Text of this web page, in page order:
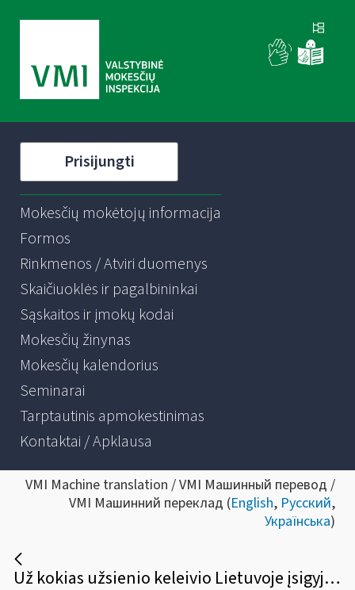
Prisijungti
Mokesčių mokėtojų informacija
Formos
Rinkmenos / Atviri duomenys
Skaičiuoklės ir pagalbininkai
Sąskaitos ir įmokų kodai
Mokesčių žinynas
Mokesčių kalendorius
Seminarai
Tarptautinis apmokestinimas
Kontaktai / Apklausa
VMI Machine translation / VMI Машинный перевод /
VMI Машинний переклад (English, Русский,
Українська)
Už kokias užsienio keleivio Lietuvoje įsigyjamas prekes sumokėtas PVM gali būti grąžinamas?